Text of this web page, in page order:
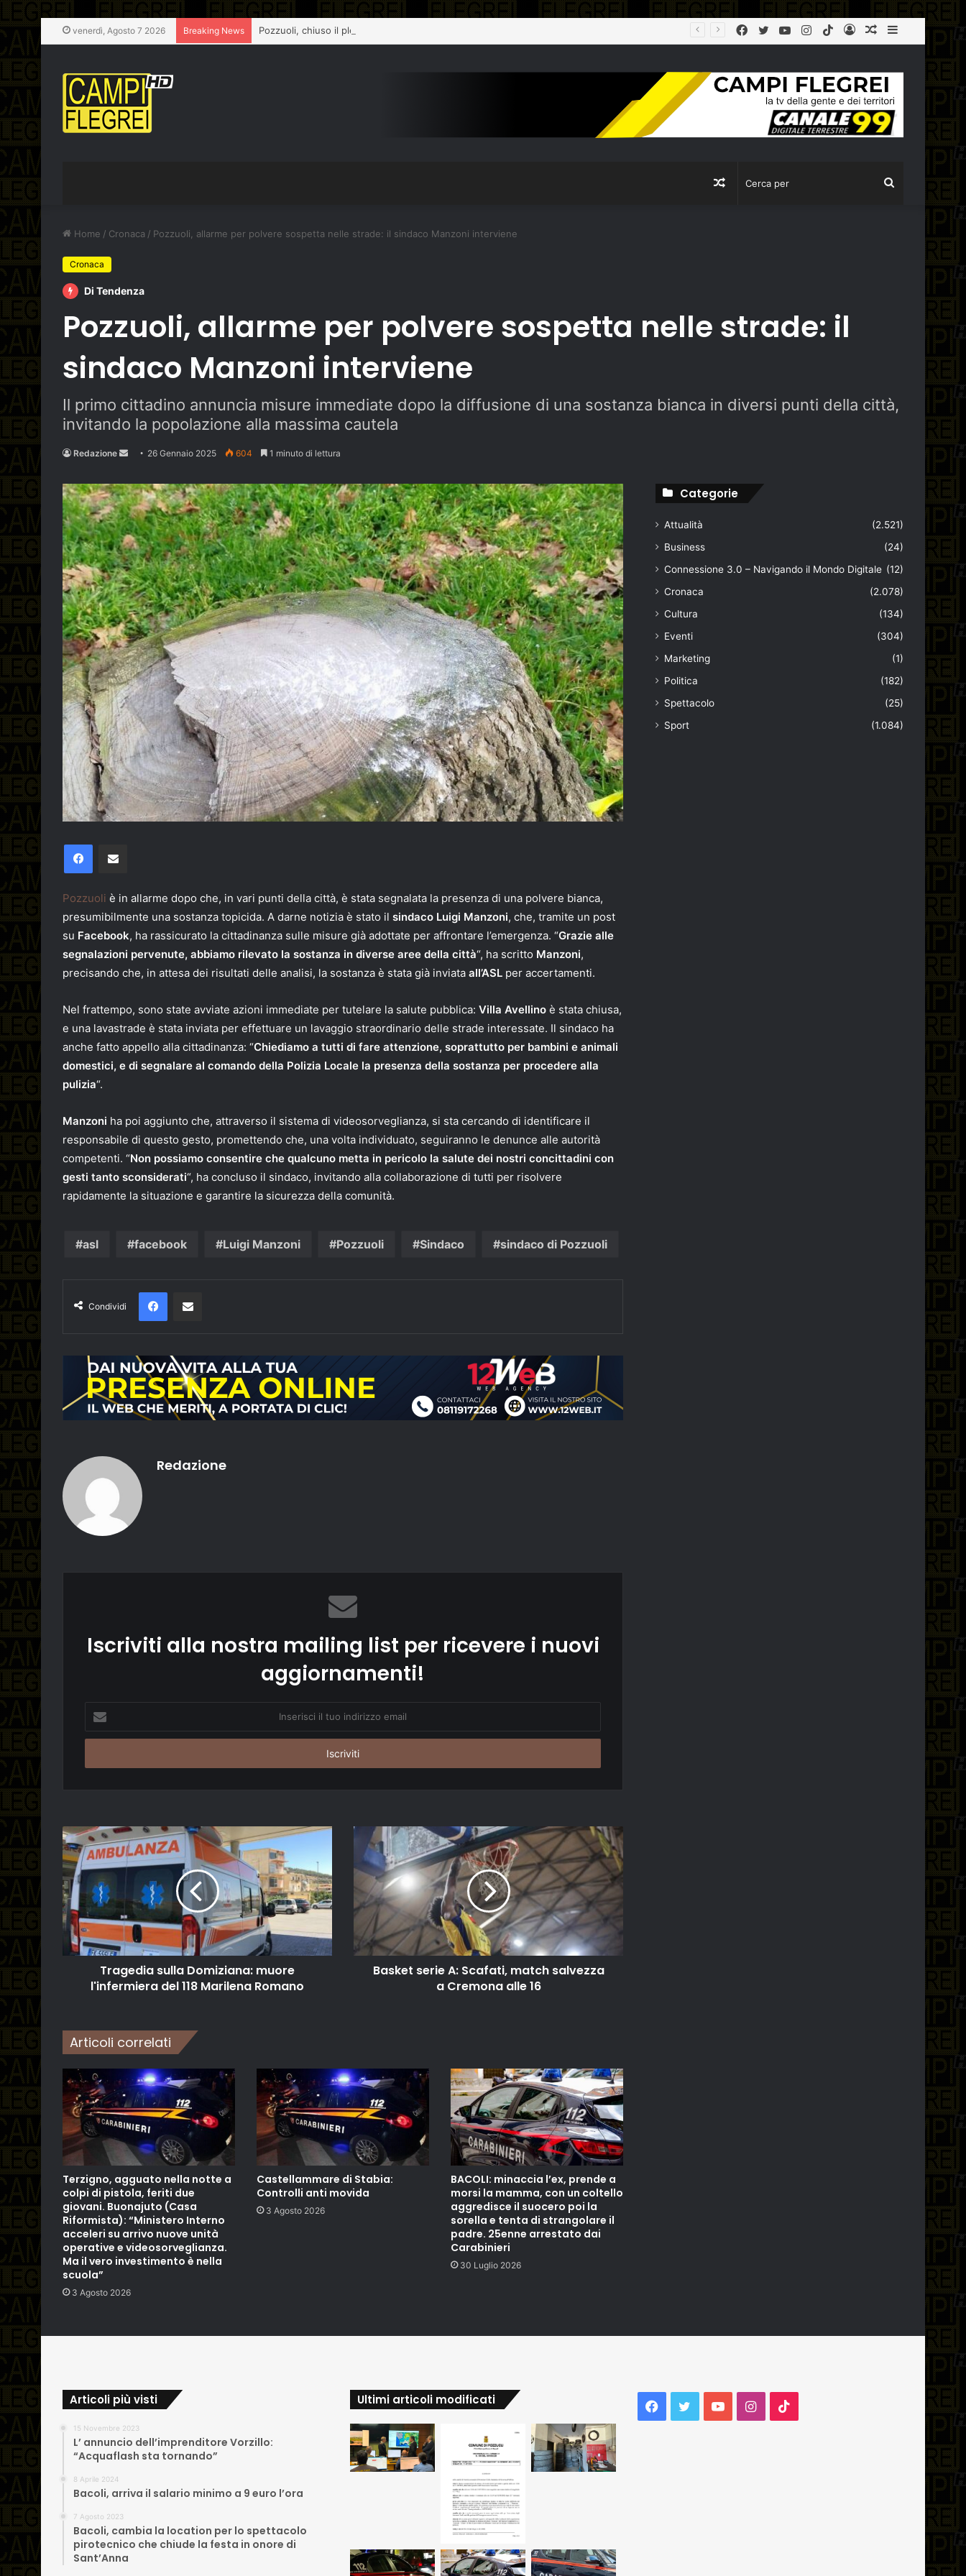
venerdì, Agosto 7 2026 Breaking News Pozzuoli, chiuso il plesso Marconi dopo il terremoto del 31 luglio: edificio dichiarato inagibile Sidebar
Articolo
Log
TikTok
Instagram
YouTube
Twitter
Facebook
Cerca
Articolo
Home / Cronaca / Pozzuoli, allarme per polvere sospetta nelle strade: il sindaco Manzoni interviene
Cronaca
Di Tendenza
Pozzuoli, allarme per polvere sospetta nelle strade: il
sindaco Manzoni interviene
Il primo cittadino annuncia misure immediate dopo la diffusione di una sostanza bianca in diversi punti della città,
invitando la popolazione alla massima cautela
Redazione
Send
email
26 Gennaio 2025 604 1 minuto di lettura
Facebook
Pozzuoli è in allarme dopo che, in vari punti della città, è stata segnalata la presenza di una polvere bianca,
presumibilmente una sostanza topicida. A darne notizia è stato il sindaco Luigi Manzoni, che, tramite un post
su Facebook, ha rassicurato la cittadinanza sulle misure già adottate per affrontare l’emergenza. “Grazie alle
segnalazioni pervenute, abbiamo rilevato la sostanza in diverse aree della città“, ha scritto Manzoni,
precisando che, in attesa dei risultati delle analisi, la sostanza è stata già inviata all’ASL per accertamenti.
Nel frattempo, sono state avviate azioni immediate per tutelare la salute pubblica: Villa Avellino è stata chiusa,
e una lavastrade è stata inviata per effettuare un lavaggio straordinario delle strade interessate. Il sindaco ha
anche fatto appello alla cittadinanza: “Chiediamo a tutti di fare attenzione, soprattutto per bambini e animali
domestici, e di segnalare al comando della Polizia Locale la presenza della sostanza per procedere alla
pulizia“.
Manzoni ha poi aggiunto che, attraverso il sistema di videosorveglianza, si sta cercando di identificare il
responsabile di questo gesto, promettendo che, una volta individuato, seguiranno le denunce alle autorità
competenti. “Non possiamo consentire che qualcuno metta in pericolo la salute dei nostri concittadini con
gesti tanto sconsiderati“, ha concluso il sindaco, invitando alla collaborazione di tutti per risolvere
rapidamente la situazione e garantire la sicurezza della comunità.
asl facebook Luigi Manzoni Pozzuoli Sindaco sindaco di Pozzuoli
Condividi
Facebook
Redazione
Iscriviti alla nostra mailing list per ricevere i nuovi
aggiornamenti!
tuo
email
Tragedia sulla Domiziana: muore
l'infermiera del 118 Marilena Romano
Basket serie A: Scafati, match salvezza
a Cremona alle 16
Articoli correlati
Terzigno, agguato nella notte a
colpi di pistola, feriti due
giovani. Buonajuto (Casa
Riformista): “Ministero Interno
acceleri su arrivo nuove unità
operative e videosorveglianza.
Ma il vero investimento è nella
scuola”
3 Agosto 2026
Castellammare di Stabia:
Controlli anti movida
3 Agosto 2026
BACOLI: minaccia l’ex, prende a
morsi la mamma, con un coltello
aggredisce il suocero poi la
sorella e tenta di strangolare il
padre. 25enne arrestato dai
Carabinieri
30 Luglio 2026
Categorie
Attualità
(2.521)
Business
(24)
Connessione 3.0 – Navigando il Mondo Digitale (12)
Cronaca
(2.078)
Cultura
(134)
Eventi
(304)
Marketing
(1)
Politica
(182)
Spettacolo
(25)
Sport
(1.084)
Articoli più visti
15 Novembre 2023
L’ annuncio dell’imprenditore Vorzillo:
“Acquaflash sta tornando”
8 Aprile 2024
Bacoli, arriva il salario minimo a 9 euro l’ora
7 Agosto 2023
Bacoli, cambia la location per lo spettacolo
pirotecnico che chiude la festa in onore di
Sant’Anna
Ultimi articoli modificati Facebook
TwitterYouTubeInstagram
TikTok